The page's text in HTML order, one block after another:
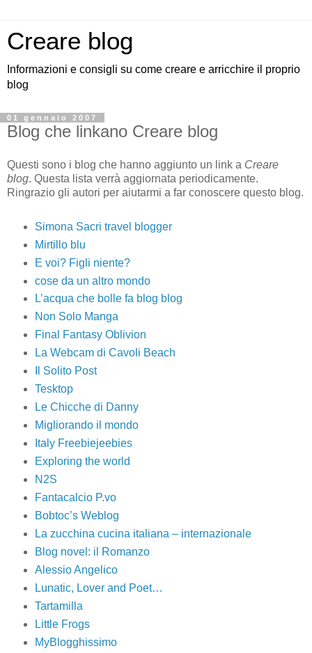
Creare blog
Informazioni e consigli su come creare e arricchire il proprio
blog
01 gennaio 2007
Blog che linkano Creare blog
Questi sono i blog che hanno aggiunto un link a Creare
blog. Questa lista verrà aggiornata periodicamente.
Ringrazio gli autori per aiutarmi a far conoscere questo blog.
Simona Sacri travel blogger
Mirtillo blu
E voi? Figli niente?
cose da un altro mondo
L’acqua che bolle fa blog blog
Non Solo Manga
Final Fantasy Oblivion
La Webcam di Cavoli Beach
Il Solito Post
Tesktop
Le Chicche di Danny
Migliorando il mondo
Italy Freebiejeebies
Exploring the world
N2S
Fantacalcio P.vo
Bobtoc’s Weblog
La zucchina cucina italiana – internazionale
Blog novel: il Romanzo
Alessio Angelico
Lunatic, Lover and Poet…
Tartamilla
Little Frogs
MyBlogghissimo